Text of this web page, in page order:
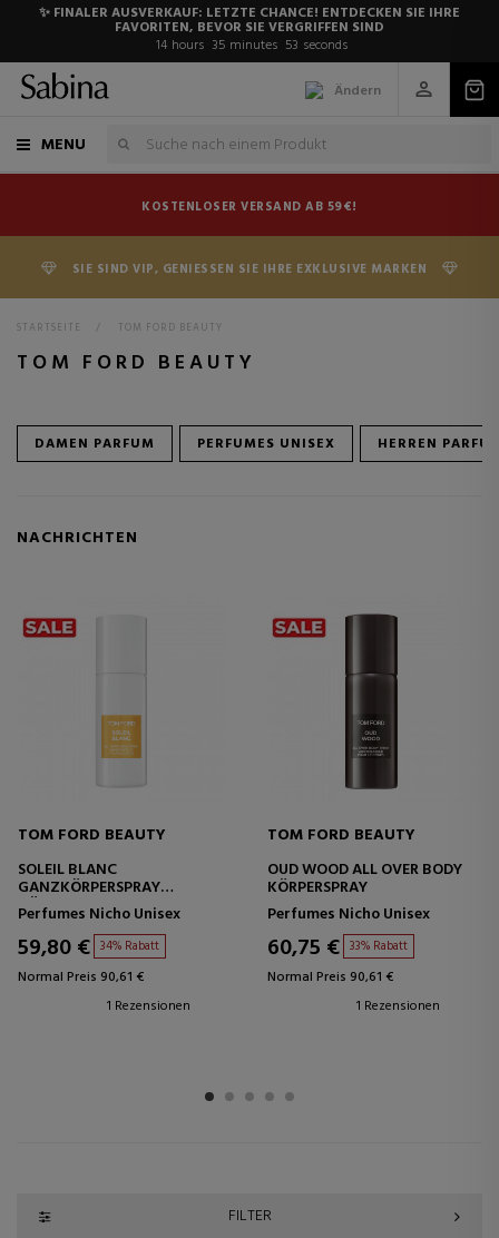
✨ FINALER AUSVERKAUF: LETZTE CHANCE! ENTDECKEN SIE IHRE
FAVORITEN, BEVOR SIE VERGRIFFEN SIND
14 hours 35 minutes 52 seconds
Ändern
MENU
KOSTENLOSER VERSAND AB 59€!
SIE SIND VIP, GENIESSEN SIE IHRE EXKLUSIVE MARKEN
STARTSEITE > TOM FORD BEAUTY
TOM FORD BEAUTY
DAMEN PARFUM PERFUMES UNISEX HERREN
NACHRICHTEN
TOM FORD BEAUTY
SOLEIL BLANC
GANZKÖRPERSPRAY
KÖRPERSPRAY
Perfumes Nicho Unisex
59,80 € 34% Rabatt
Normal Preis 90,61 €
1 Rezensionen
TOM FORD BEAUTY
OUD WOOD ALL OVER BODY
KÖRPERSPRAY
Perfumes Nicho Unisex
60,75 € 33% Rabatt
Normal Preis 90,61 €
1 Rezensionen
FILTER